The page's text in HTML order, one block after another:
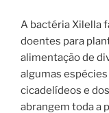
A bactéria Xilella
doentes para
alimentação de
algumas
cicadelídeos e
abrangem toda a